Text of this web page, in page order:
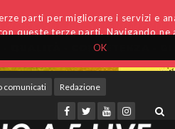
OK
parti per migliorare i servizi e
queste terze parti. Navigando
comunicati Redazione